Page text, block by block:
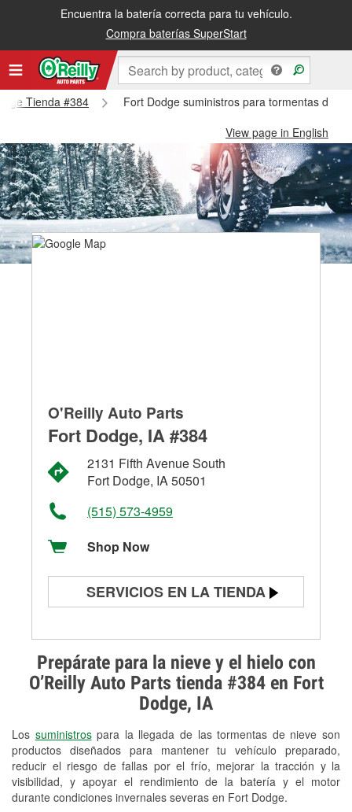
Encuentra la batería correcta para tu vehículo.
Compra baterías SuperStart
Tienda #384
Fort Dodge suministros para tormentas de
View page in English
Prepárate para la nieve y el hielo con
O’Reilly Auto Parts tienda #384 en Fort
Dodge, IA
Los suministrospara la llegada de las tormentas de nieve son
productos diseñados para mantener tu vehículo preparado,
reducir el riesgo de fallas por el frío, mejorar la tracción y la
visibilidad, y apoyar el rendimiento de la batería y el motor
durante condiciones invernales severas en Fort Dodge.
O'Reilly Auto Parts
Fort Dodge, IA #384
2131 Fifth Avenue South
Fort Dodge, IA 50501
(515) 573-4959
Shop Now
SERVICIOS EN LA TIENDA
Prueba de alternadores y
arrancadores
Revisión de la luz "Check Engine"
Reciclaje de baterías y aceite
Instalación de bombillas de faros
Instalación de limpiaparabrisas